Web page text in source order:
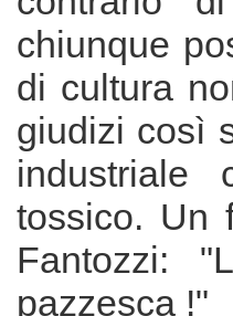
chiunque
di cultura
giudizi così
industriale
tossico. Un
Fantozzi:
pazzesca !"